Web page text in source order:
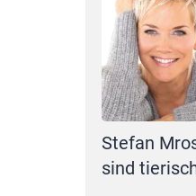
Stefan
sind